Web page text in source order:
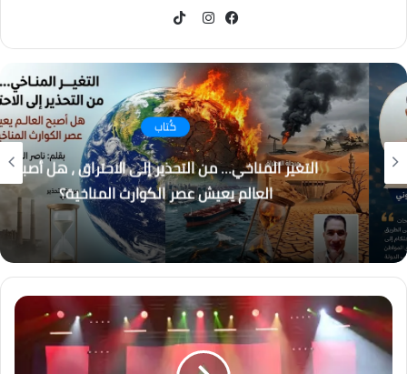
كُتاب
التغير المناخي… من التحذير إلى الاحتراق ، هل أصبح
العالم يعيش عصر الكوارث المناخية؟